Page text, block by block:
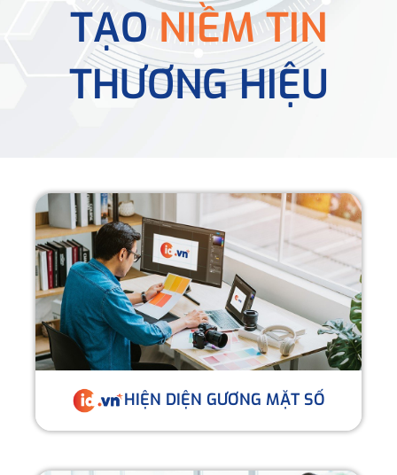
TẠONIỀM TIN
THƯƠNG HIỆU
HIỆN DIỆN GƯƠNG MẶT SỐ